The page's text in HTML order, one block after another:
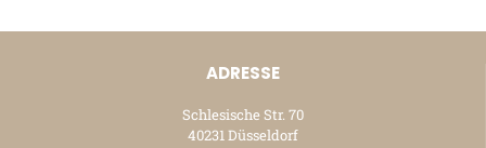
ADRESSE
Schlesische Str. 70
40231 Düsseldorf